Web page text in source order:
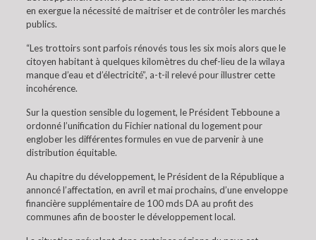
en exergue la nécessité de maitriser et de contrôler les marchés
publics.
“Les trottoirs sont parfois rénovés tous les six mois alors que le
citoyen habitant à quelques kilomètres du chef-lieu de la wilaya
manque d’eau et d’électricité”, a-t-il relevé pour illustrer cette
incohérence.
Sur la question sensible du logement, le Président Tebboune a
ordonné l’unification du Fichier national du logement pour
englober les différentes formules en vue de parvenir à une
distribution équitable.
Au chapitre du développement, le Président de la République a
annoncé l’affectation, en avril et mai prochains, d’une enveloppe
financière supplémentaire de 100 mds DA au profit des
communes afin de booster le développement local.